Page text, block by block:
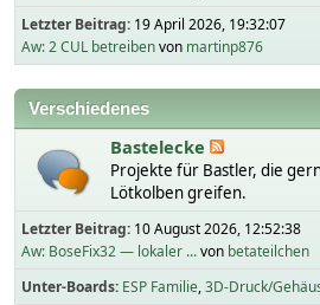
Letzter Beitrag: 19 April 2026, 19:32:07
Aw: 2 CUL betreibenvon martinp876
Verschiedenes
Bastelecke
Projekte für Bastler, die
Lötkolben greifen.
Letzter Beitrag: 10 August 2026, 12:52:38
Aw: BoseFix32 — lokaler ...von betateilchen
Unter-Boards ESP Familie 3D-Druck/